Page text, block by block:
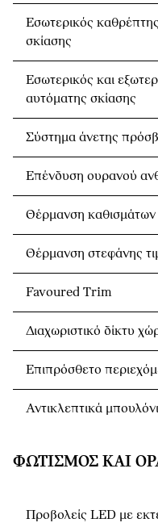
Εσωτερικός
σκίασης
Εσωτερικός και
αυτόματης σκίασης
Σύστημα άνετης
Eπένδυση ουρανού
Θέρμανση καθισμάτων
Θέρμανση στεφάνης
Favoured Trim
Διαχωριστικό δίκτυ
Επιπρόσθετο
Αντικλεπτικά
ΦΩΤΙΣΜΌΣ ΚΑΙ
Προβολείς LED με